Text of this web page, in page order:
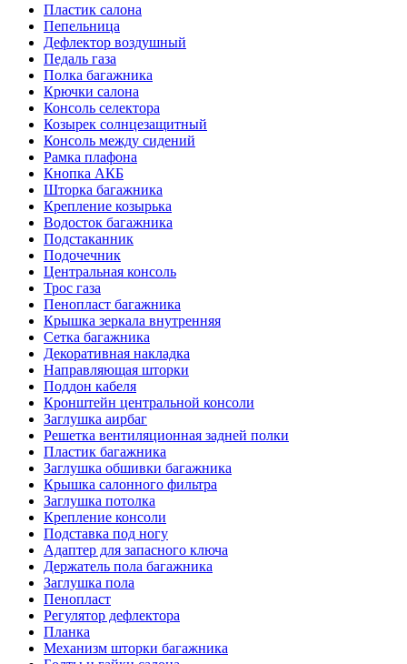
Пластик салона
Пепельница
Дефлектор воздушный
Педаль газа
Полка багажника
Крючки салона
Консоль селектора
Козырек солнцезащитный
Консоль между сидений
Рамка плафона
Кнопка АКБ
Шторка багажника
Крепление козырька
Водосток багажника
Подстаканник
Подочечник
Центральная консоль
Трос газа
Пенопласт багажника
Крышка зеркала внутренняя
Сетка багажника
Декоративная накладка
Направляющая шторки
Поддон кабеля
Кронштейн центральной консоли
Заглушка аирбаг
Решетка вентиляционная задней полки
Пластик багажника
Заглушка обшивки багажника
Крышка салонного фильтра
Заглушка потолка
Крепление консоли
Подставка под ногу
Адаптер для запасного ключа
Держатель пола багажника
Заглушка пола
Пенопласт
Регулятор дефлектора
Планка
Механизм шторки багажника